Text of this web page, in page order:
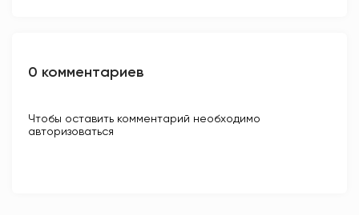
0 комментариев
Чтобы оставить комментарий необходимо
авторизоваться